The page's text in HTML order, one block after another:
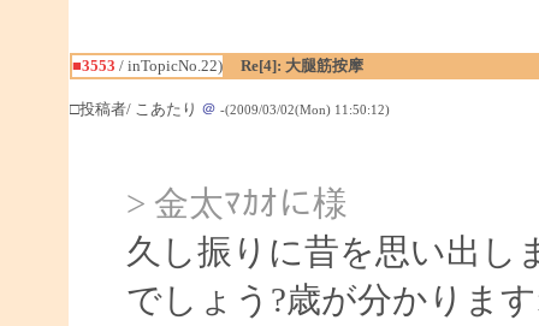
■3553 / inTopicNo.22) Re[4]: 大腿筋按摩
□投稿者/ こあたり ＠ -(2009/03/02(Mon) 11:50:12)
> 金太ﾏｶｵに様
久し振りに昔を思い出し
でしょう?歳が分かりま